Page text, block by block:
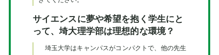
サイエンスに夢や希望を抱く学生にと
って、埼大理学部は理想的な環境？
埼玉大学はキャンパスがコンパクトで、他の先生